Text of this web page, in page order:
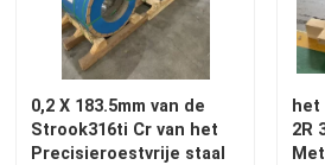
304L roestvrij staalstroken
321 roestvrij staalstrook
0,2 X 183.5mm van de
Strook316ti Cr van het
Precisieroestvrije staal
het
2R